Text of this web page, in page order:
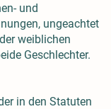
und
ungeachtet
weiblichen
Geschlechter.
in den Statuten